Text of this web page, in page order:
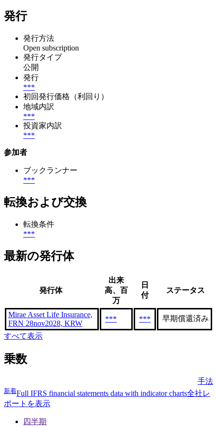
発行
発行方法
Open subscription
発行タイプ
公開
発行
***
初回発行価格（利回り）
地域内訳
***
投資家内訳
***
参加者
ブックランナー
***
転換および交換
転換条件
***
最新の発行体
発行体
出来
高、百
万
日
付
ステータス
Mirae Asset Life Insurance,
FRN 28nov2028, KRW
*** *** 早期償還済み
すべて表示
乗数
手法
新着Full IFRS financial statements data with indicator charts全社レ
ポートを表示
四半期